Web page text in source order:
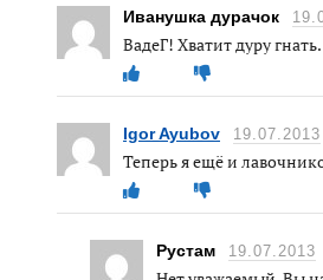
Иванушка дурачок
ВадеГ! Хватит дуру гнать.
Igor Ayubov 19.07.2013
Теперь я ещё и
Рустам 19.07.2013